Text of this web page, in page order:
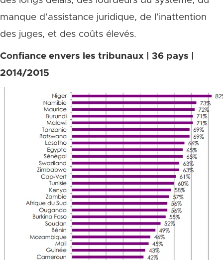
manque d’assistance juridique, de l’inattention
des juges, et des coûts élevés.
Confiance envers les tribunaux | 36 pays |
2014/2015